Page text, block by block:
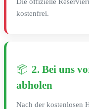
kostenfrei.
📦 2. Bei uns
abholen
Nach der kostenlosen